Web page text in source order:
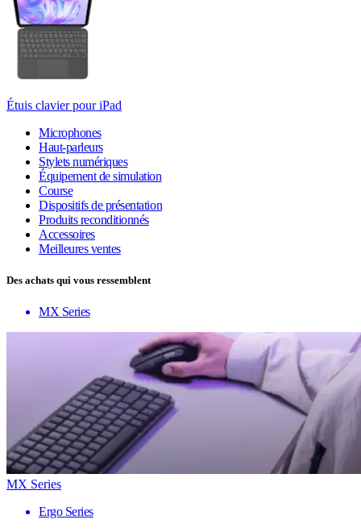
Étuis clavier pour iPad
Microphones
Haut-parleurs
Stylets numériques
Équipement de simulation
Course
Dispositifs de présentation
Produits reconditionnés
Accessoires
Meilleures ventes
Des achats qui vous ressemblent
MX Series
MX Series
Ergo Series